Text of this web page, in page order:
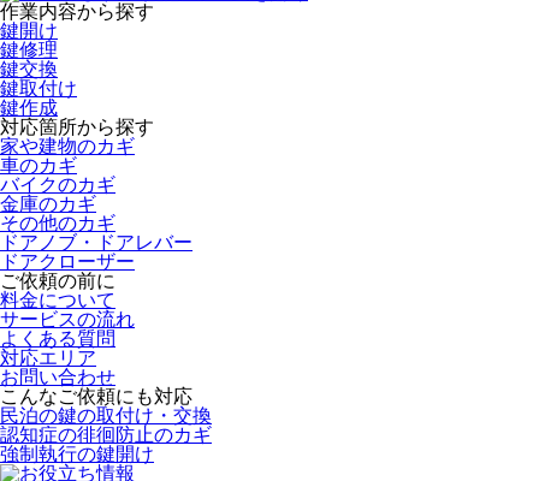
作業内容から探す
鍵開け
鍵修理
鍵交換
鍵取付け
鍵作成
対応箇所から探す
家や建物のカギ
車のカギ
バイクのカギ
金庫のカギ
その他のカギ
ドアノブ・ドアレバー
ドアクローザー
ご依頼の前に
料金について
サービスの流れ
よくある質問
対応エリア
お問い合わせ
こんなご依頼にも対応
民泊の鍵の取付け・交換
認知症の徘徊防止のカギ
強制執行の鍵開け